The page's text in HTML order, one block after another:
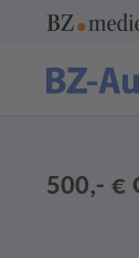
500,- €